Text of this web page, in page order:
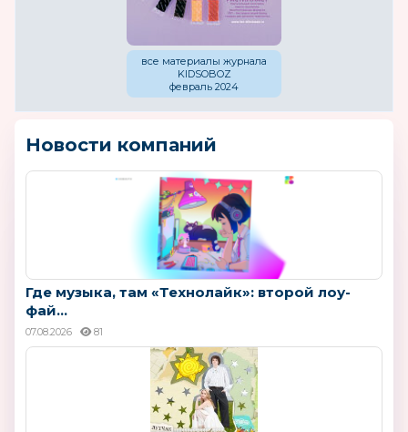
все материалы журнала
KIDSOBOZ
февраль 2024
Новости компаний
Где музыка, там «Технолайк»: второй лоу-
фай...
07.08.2026 81